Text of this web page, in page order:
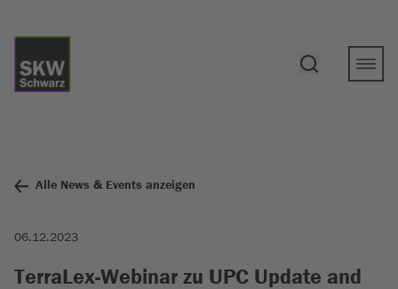
Alle News & Events anzeigen
06.12.2023
TerraLex-Webinar zu UPC Update and